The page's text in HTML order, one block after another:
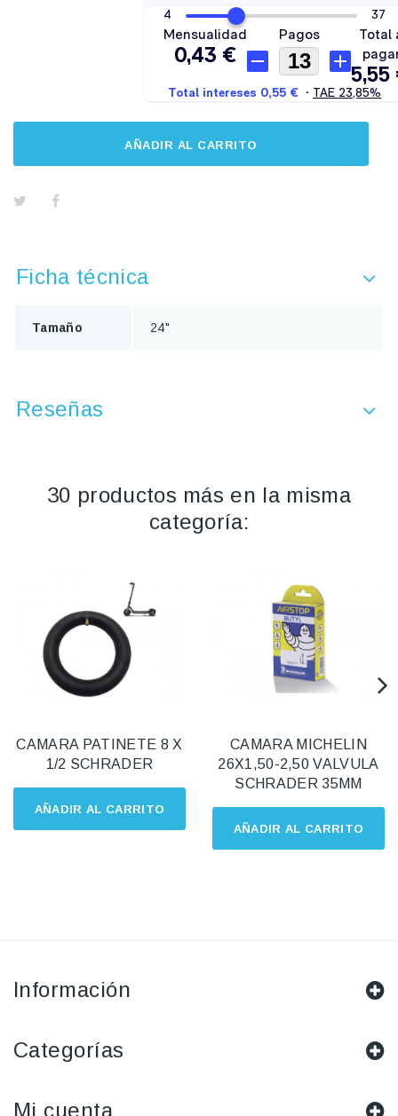
AÑADIR AL CARRITO
Ficha técnica
Tamaño 24"
Reseñas
30 productos más en la misma
categoría:
AÑADIR AL CARRITO
CAMARA PATINETE 8 X
1/2 SCHRADER
AÑADIR AL CARRITO
CAMARA MICHELIN
26X1,50-2,50 VALVULA
SCHRADER 35MM
Información
Categorías
Mi cuenta